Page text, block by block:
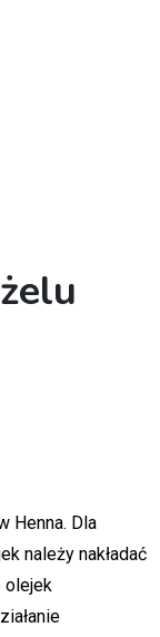
Henna. Dla
należy nakładać
olejek